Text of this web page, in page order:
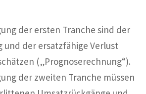
der ersten Tranche sind der
und der ersatzfähige Verlust
(„Prognoserechnung“).
der zweiten Tranche müssen